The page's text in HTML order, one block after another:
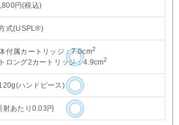
円(税込)
式(USPL®)
付属カートリッジ：7.0cm2
ロング2カートリッジ：4.9cm2
ハンドピース)
射あたり0.03円